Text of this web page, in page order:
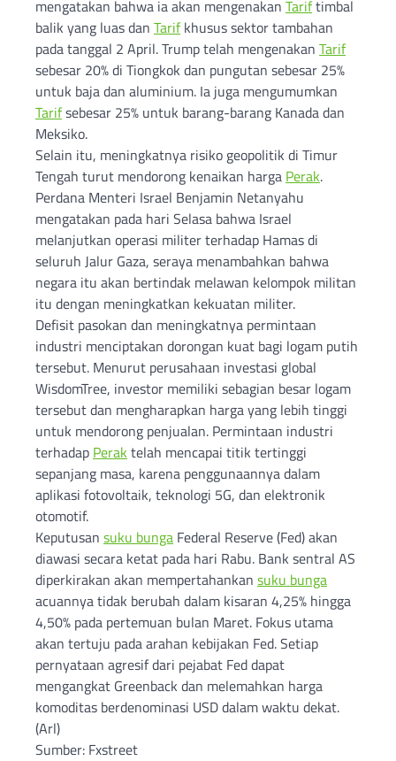
mengatakan bahwa ia akan mengenakan Tariftimbal
balik yang luas dan Tarifkhusus sektor tambahan
pada tanggal 2 April. Trump telah mengenakan Tarif
sebesar 20% di Tiongkok dan pungutan sebesar 25%
untuk baja dan aluminium. Ia juga mengumumkan
Tarifsebesar 25% untuk barang-barang Kanada dan
Meksiko.
Selain itu, meningkatnya risiko geopolitik di Timur
Tengah turut mendorong kenaikan harga Perak.
Perdana Menteri Israel Benjamin Netanyahu
mengatakan pada hari Selasa bahwa Israel
melanjutkan operasi militer terhadap Hamas di
seluruh Jalur Gaza, seraya menambahkan bahwa
negara itu akan bertindak melawan kelompok militan
itu dengan meningkatkan kekuatan militer.
Defisit pasokan dan meningkatnya permintaan
industri menciptakan dorongan kuat bagi logam putih
tersebut. Menurut perusahaan investasi global
WisdomTree, investor memiliki sebagian besar logam
tersebut dan mengharapkan harga yang lebih tinggi
untuk mendorong penjualan. Permintaan industri
terhadap Perak telah mencapai titik tertinggi
sepanjang masa, karena penggunaannya dalam
aplikasi fotovoltaik, teknologi 5G, dan elektronik
otomotif.
Keputusan suku bunga Federal Reserve (Fed) akan
diawasi secara ketat pada hari Rabu. Bank sentral AS
diperkirakan akan mempertahankan suku bunga
acuannya tidak berubah dalam kisaran 4,25% hingga
4,50% pada pertemuan bulan Maret. Fokus utama
akan tertuju pada arahan kebijakan Fed. Setiap
pernyataan agresif dari pejabat Fed dapat
mengangkat Greenback dan melemahkan harga
komoditas berdenominasi USD dalam waktu dekat.
(Arl)
Sumber: Fxstreet